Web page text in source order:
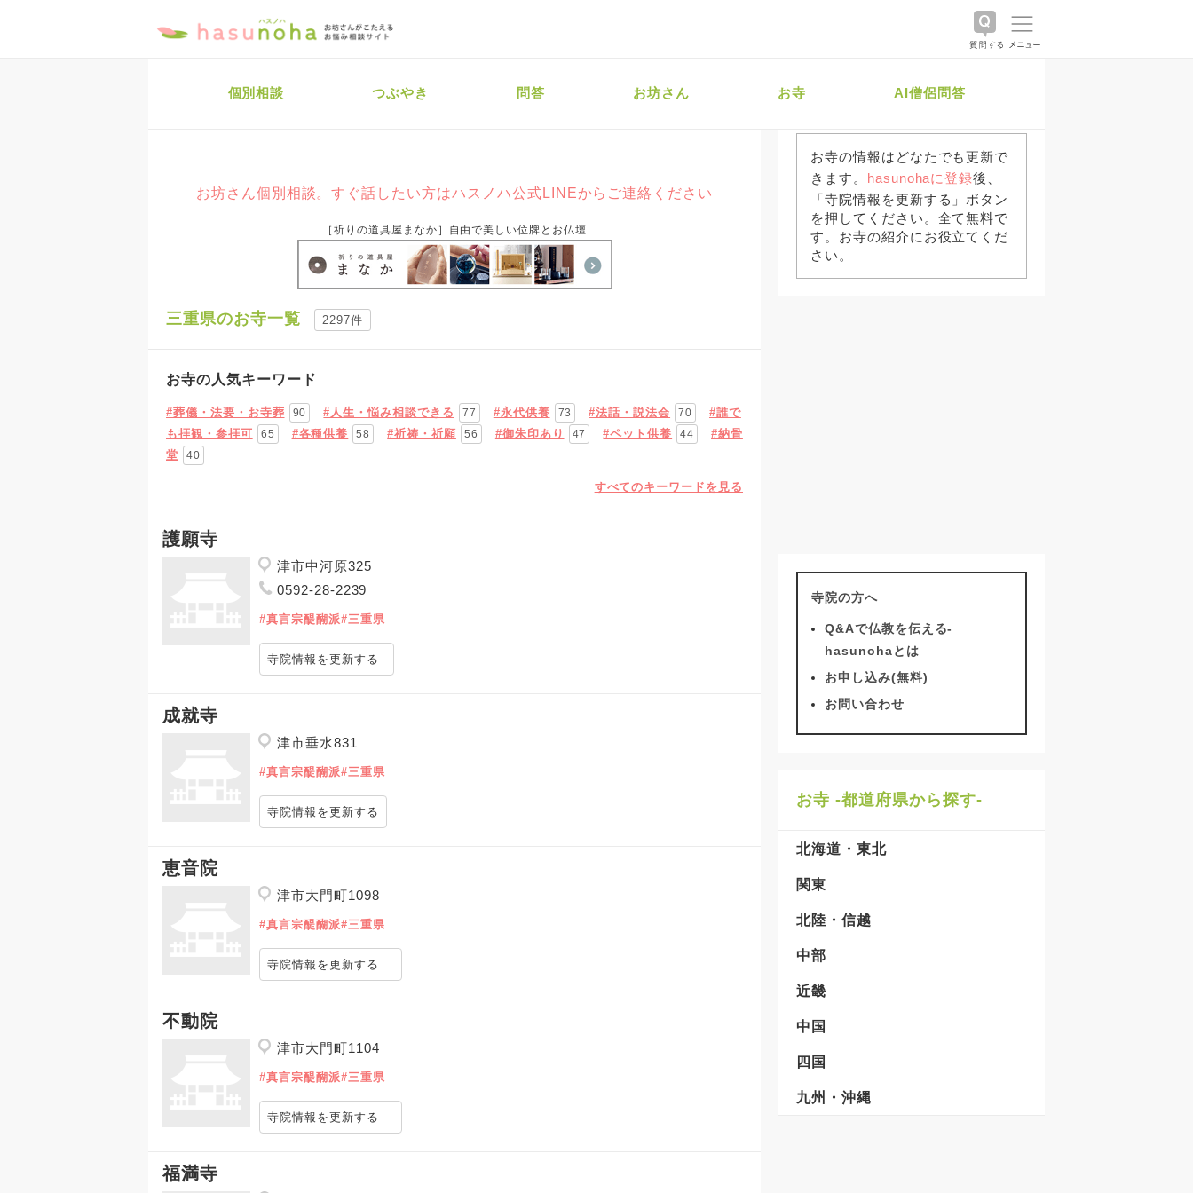
個別相談 つぶやき 問答 お坊さん お寺 AI僧侶問答
お坊さん個別相談。すぐ話したい方はハスノハ公式LINEからご連絡ください
［祈りの道具屋まなか］自由で美しい位牌とお仏壇
三重県のお寺一覧 2297件
お寺の人気キーワード
#葬儀・法要・お寺葬 90 #人生・悩み相談できる 77 #永代供養 73 #法話・説法会 70
#誰で
も拝観・参拝可
65 #各種供養 58 #祈祷・祈願 56 #御朱印あり 47 #ペット供養 44
#納骨
堂
40
すべてのキーワードを見る
護願寺
津市中河原325
0592-28-2239
#真言宗醍醐派#三重県
寺院情報を更新する
成就寺
津市垂水831
#真言宗醍醐派#三重県
寺院情報を更新する
恵音院
津市大門町1098
#真言宗醍醐派#三重県
寺院情報を更新する
不動院
津市大門町1104
#真言宗醍醐派#三重県
寺院情報を更新する
福満寺
お寺の情報はどなたでも更新で
きます。 hasunohaに登録後、
「寺院情報を更新する」ボタン
を押してください。全て無料で
す。お寺の紹介にお役立てくだ
さい。
寺院の方へ
Q&Aで仏教を伝える-
hasunohaとは
お申し込み(無料)
お問い合わせ
お寺 -都道府県から探す-
北海道・東北
関東
北陸・信越
中部
近畿
中国
四国
九州・沖縄